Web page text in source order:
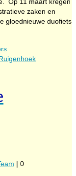
zaken en
gloednieuwe duofiets
| 0